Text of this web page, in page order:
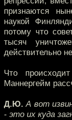
признаются
наукой
потому что
тысяч
действительно
Что
Маннергейм
Д.Ю. А вот
- это их куда